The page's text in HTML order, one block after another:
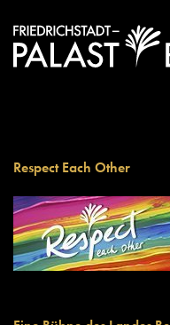
Respect Each Other